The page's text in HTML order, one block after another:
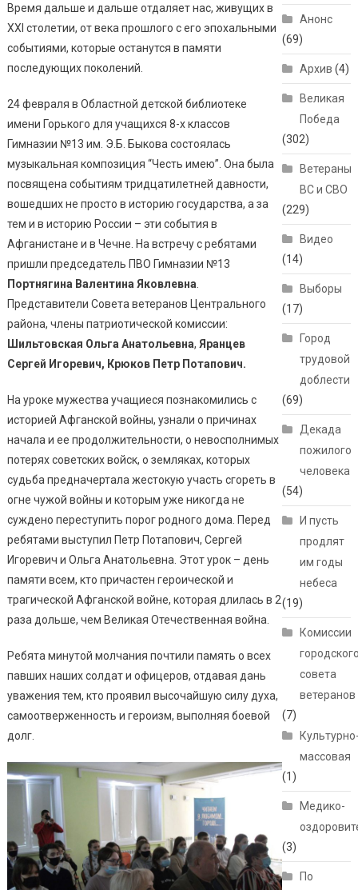
Время дальше и дальше отдаляет нас, живущих в
ХХI столетии, от века прошлого с его эпохальными
событиями, которые останутся в памяти
последующих поколений.
24 февраля в Областной детской библиотеке
имени Горького для учащихся 8-х классов
Гимназии №13 им. Э.Б. Быкова состоялась
музыкальная композиция “Честь имею”. Она была
посвящена событиям тридцатилетней давности,
вошедших не просто в историю государства, а за
тем и в историю России – эти события в
Афганистане и в Чечне. На встречу с ребятами
пришли председатель ПВО Гимназии №13
Портнягина Валентина Яковлевна
Представители Совета ветеранов Центрального
района, члены патриотической комиссии:
Шильтовская Ольга Анатольевна, Яранцев
Сергей Игоревич, Крюков Петр Потапович.
На уроке мужества учащиеся познакомились с
историей Афганской войны, узнали о причинах
начала и ее продолжительности, о невосполнимых
потерях советских войск, о земляках, которых
судьба предначертала жестокую участь сгореть в
огне чужой войны и которым уже никогда не
суждено переступить порог родного дома. Перед
ребятами выступил Петр Потапович, Сергей
Игоревич и Ольга Анатольевна. Этот урок – день
памяти всем, кто причастен героической и
трагической Афганской войне, которая длилась в 2
раза дольше, чем Великая Отечественная война.
Ребята минутой молчания почтили память о всех
павших наших солдат и офицеров, отдавая дань
уважения тем, кто проявил высочайшую силу духа,
самоотверженность и героизм, выполняя боевой
долг.
Анонс
(69)
Архив (4)
Великая
Победа
(302)
Ветераны
ВС и СВО
(229)
Видео
(14)
Выборы
(17)
Город
трудовой
доблести
(69)
Декада
пожилого
человека
(54)
И пусть
продлят
им годы
небеса
(19)
Комиссии
совета
ветеранов
(7)
массовая
(1)
Медико-
(3)
По